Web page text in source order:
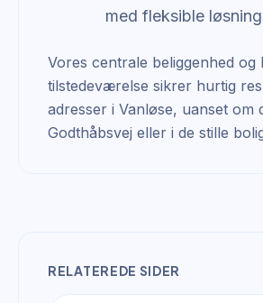
med fleksible
Vores centrale beliggenhed og
tilstedeværelse sikrer hurtig
adresser i Vanløse, uanset om
Godthåbsvej eller i de stille
RELATEREDE SIDER